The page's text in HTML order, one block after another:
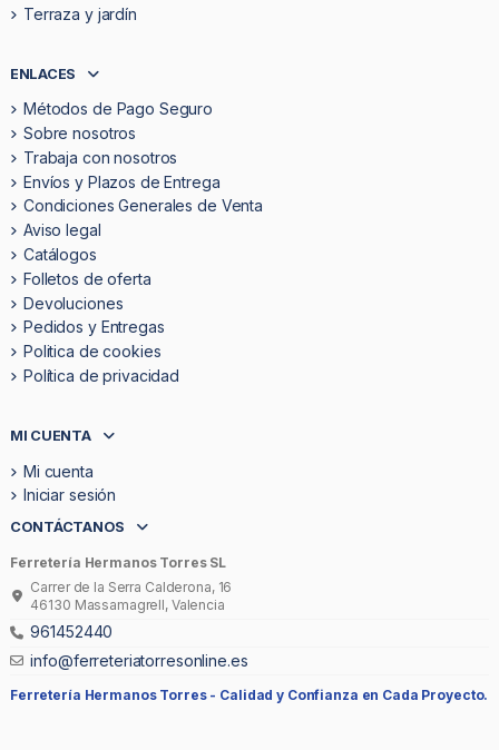
Terraza y jardín
ENLACES
Métodos de Pago Seguro
Sobre nosotros
Trabaja con nosotros
Envíos y Plazos de Entrega
Condiciones Generales de Venta
Aviso legal
Catálogos
Folletos de oferta
Devoluciones
Pedidos y Entregas
Politica de cookies
Política de privacidad
MI CUENTA
Mi cuenta
Iniciar sesión
CONTÁCTANOS
Ferretería Hermanos Torres SL
Carrer de la Serra Calderona, 16
46130 Massamagrell, Valencia
961452440
info@ferreteriatorresonline.es
Ferretería Hermanos Torres - Calidad y Confianza en Cada Proyecto.